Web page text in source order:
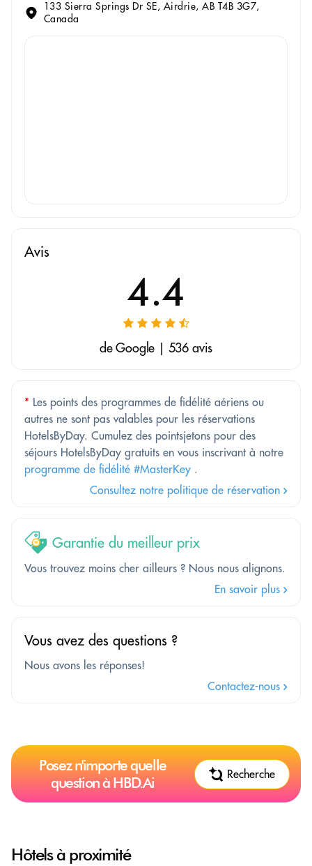
133 Sierra Springs Dr SE, Airdrie, AB T4B 3G7,
Canada
Avis
4.4
de Google | 536 avis
* Les points des programmes de fidélité aériens ou
autres ne sont pas valables pour les réservations
HotelsByDay. Cumulez des pointsjetons pour des
séjours HotelsByDay gratuits en vous inscrivant à notre
programme de fidélité #MasterKey .
Consultez notre politique de réservation
Garantie du meilleur prix
Vous trouvez moins cher ailleurs ? Nous nous alignons.
En savoir plus
Vous avez des questions ?
Nous avons les réponses!
Contactez-nous
Posez n'importe quelle
question à HBD.Ai
Recherche
Hôtels à proximité